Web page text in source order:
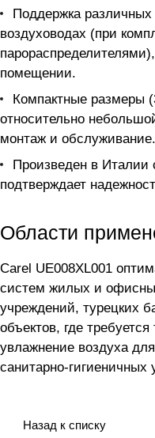
Поддержка различных
воздуховодах (при
помещении.
Компактные размеры
относительно
монтаж и обслуживание.
Произведен в Италии
подтверждает
Области
Carel UE008XL001
систем жилых и
учреждений, турецких
объектов, где
увлажнение воздуха
санитарно-гигиеничных
Назад к списку